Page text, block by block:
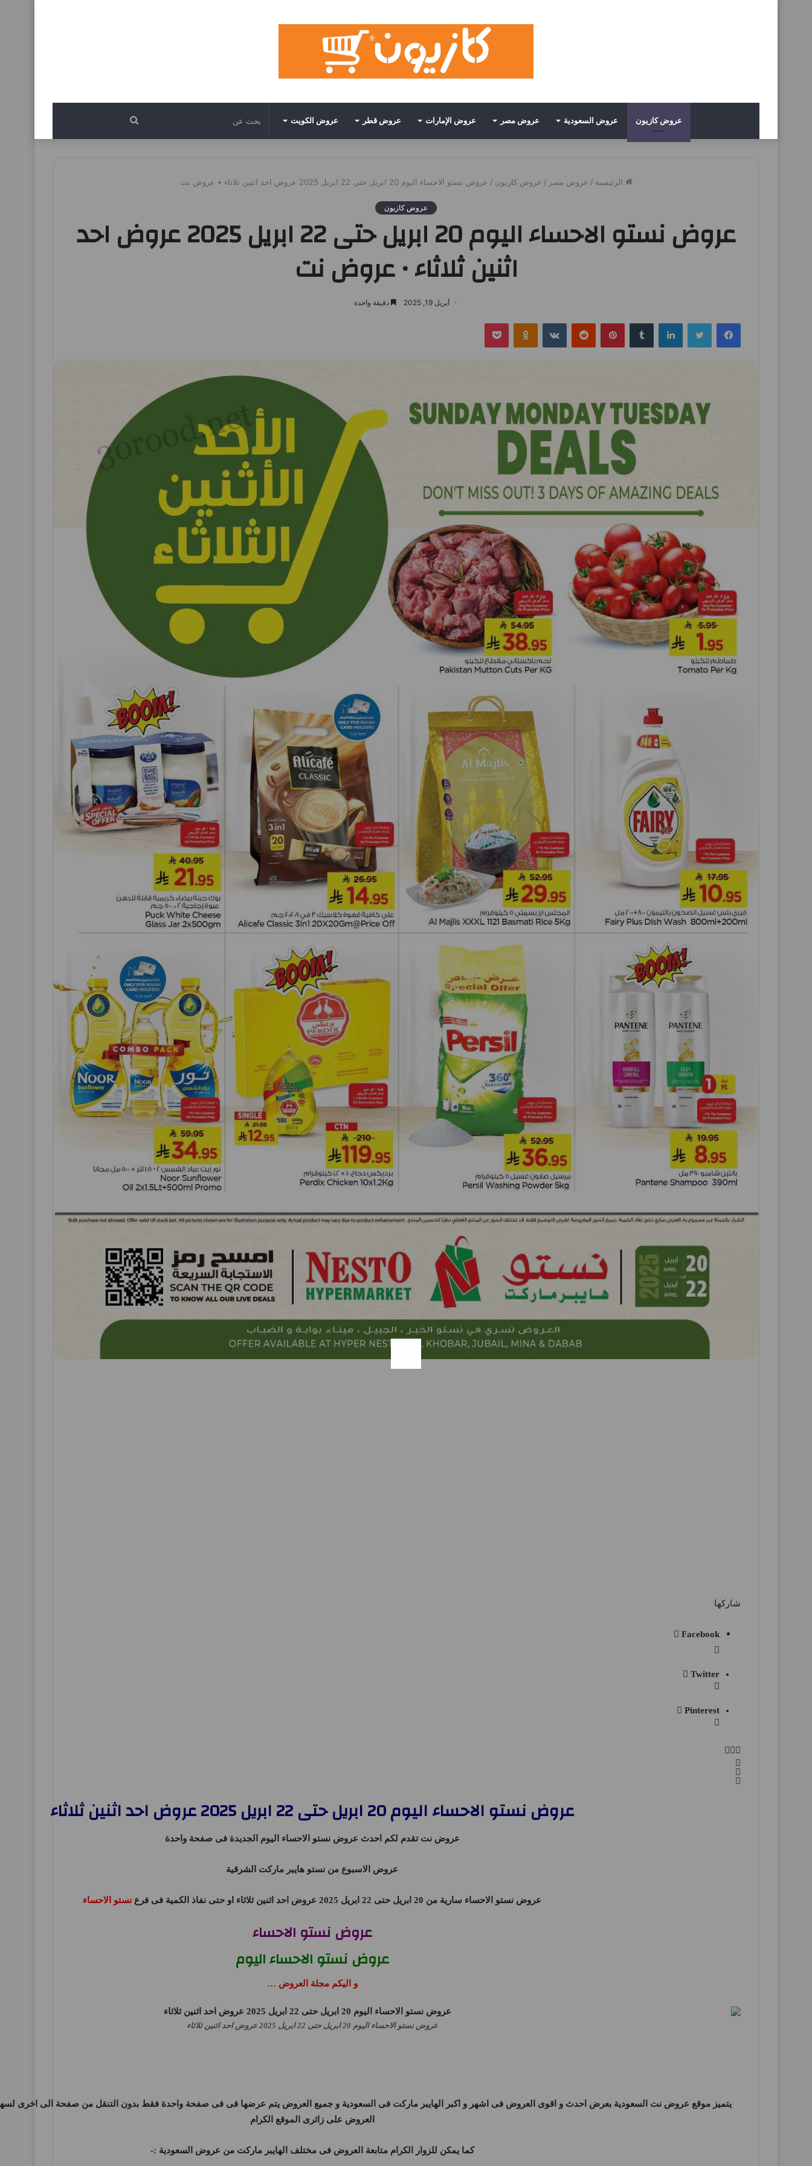
عروض كازيون عروض السعودية عروض مصر عروض الإمارات عروض قطر عروض الكويت بحث
الرئيسية / عروض مصر / عروض كازيون / عروض نستو الاحساء اليوم 20 ابريل حتى 22 ابريل 2025 عروض احد اثنين ثلاثاء • عروض نت
عروض كازيون
عروض نستو الاحساء اليوم 20 ابريل حتى 22 ابريل 2025 عروض احد
اثنين ثلاثاء • عروض نت
أبريل 19, 2025 دقيقة واحدة
فيسبوك تويتر لينكدإن بينتيريست Odnoklassniki
بوكيت
شاركها
Facebook
Twitter
Pinterest
عروض نستو الاحساء اليوم 20 ابريل حتى 22 ابريل 2025 عروض احد اثنين ثلاثاء
عروض نت تقدم لكم احدث عروض نستو الاحساء اليوم الجديدة فى صفحة واحدة
عروض الاسبوع من نستو هايبر ماركت الشرقية
عروض نستو الاحساء سارية من 20 ابريل حتى 22 ابريل 2025 عروض احد اثنين ثلاثاء او حتى نفاذ الكمية فى فرع نستو الاحساء
عروض نستو الاحساء
عروض نستو الاحساء اليوم
و اليكم مجلة العروض …
عروض نستو الاحساء اليوم 20 ابريل حتى 22 ابريل 2025 عروض احد اثنين ثلاثاء
يتميز موقع عروض نت السعودية بعرض احدث و اقوى العروض فى اشهر و اكبر الهايبر ماركت فى السعودية و جميع العروض يتم عرضها فى فى صفحة واحدة فقط بدون التنقل من صفحة الى اخرى
العروض على زائرى الموقع الكرام
كما يمكن للزوار الكرام متابعة العروض فى مختلف الهايبر ماركت من عروض السعودية :-